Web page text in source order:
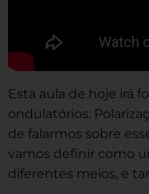
Esta aula de hoje irá
ondulatórios:
de falarmos sobre
vamos definir como
diferentes meios, e